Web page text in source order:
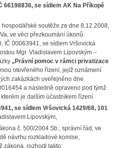
66198836, se sídlem AK Na Příkopě
soutěže ze dne 8.12.2008,
ve věci přezkoumání úkonů
IČ 00063941, se sídlem Vršovická
Mgr. Vladislavem Lipovským –
„Právní pomoc v rámci privatizace
otevřeného řízení, jejíž oznámení
zakázkách uveřejněno dne
a následně opraveno pod týmž
je dalším účastníkem řízení
se sídlem Vršovická 1429/68, 101
Lipovským,
č. 500/2004 Sb., správní řád, ve
návrhu rozkladové komise,
zákona, rozhodl takto: